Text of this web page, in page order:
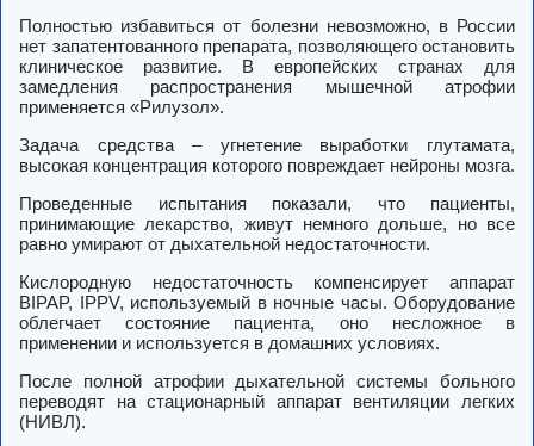
Полностью избавиться от болезни невозможно, в России
нет запатентованного препарата, позволяющего остановить
клиническое развитие. В европейских странах для
замедления распространения мышечной атрофии
применяется «Рилузол».
Задача средства – угнетение выработки глутамата,
высокая концентрация которого повреждает нейроны мозга.
Проведенные испытания показали, что пациенты,
принимающие лекарство, живут немного дольше, но все
равно умирают от дыхательной недостаточности.
Кислородную недостаточность компенсирует аппарат
BIPAP, IPPV, используемый в ночные часы. Оборудование
облегчает состояние пациента, оно несложное в
применении и используется в домашних условиях.
После полной атрофии дыхательной системы больного
переводят на стационарный аппарат вентиляции легких
(НИВЛ).